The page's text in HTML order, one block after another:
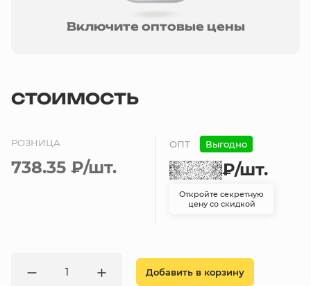
Включите оптовые цены
СТОИМОСТЬ
РОЗНИЦА
738.35 ₽/шт.
ОПТ Выгодно
₽/шт.
Откройте секретную
цену со скидкой
Добавить в корзину